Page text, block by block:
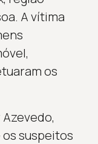
A vítima
os
suspeitos